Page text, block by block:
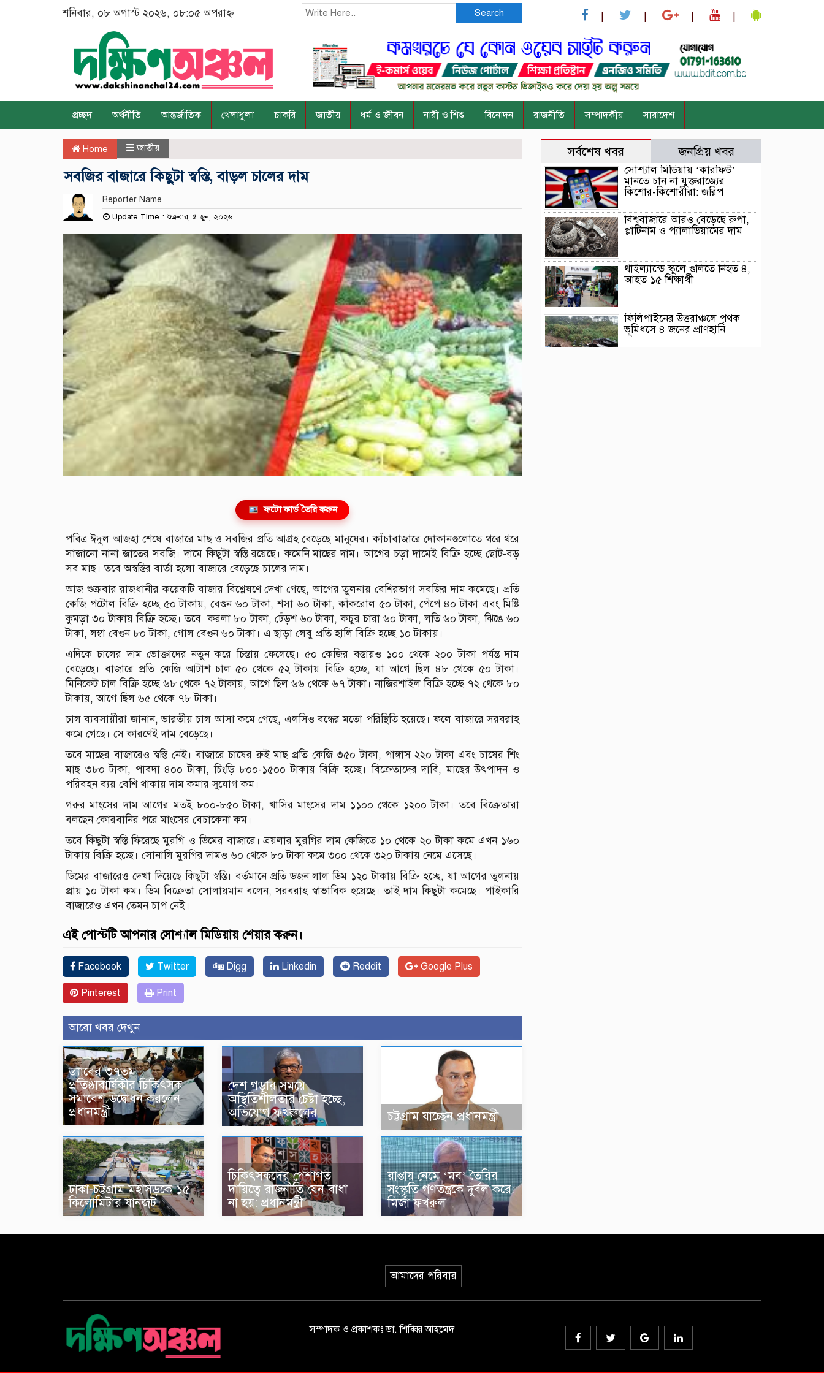
শনিবার, ০৮ অগাস্ট ২০২৬, ০৮:০৫ অপরাহ্ন Search
প্রচ্ছদ অর্থনীতি আন্তর্জাতিক খেলাধুলা চাকরি জাতীয় ধর্ম ও জীবন নারী ও শিশু বিনোদন রাজনীতি সম্পাদকীয় সারাদেশ
Home জাতীয়
সবজির বাজারে কিছুটা স্বস্তি, বাড়ল চালের দাম
Reporter Name
Update Time : শুক্রবার, ৫ জুন, ২০২৬
ফটো কার্ড তৈরি করুন
পবিত্র ঈদুল আজহা শেষে বাজারে মাছ ও সবজির প্রতি আগ্রহ বেড়েছে মানুষের। কাঁচাবাজারে দোকানগুলোতে থরে থরে
সাজানো নানা জাতের সবজি। দামে কিছুটা স্বস্তি রয়েছে। কমেনি মাছের দাম। আগের চড়া দামেই বিক্রি হচ্ছে ছোট-বড়
সব মাছ। তবে অস্বস্তির বার্তা হলো বাজারে বেড়েছে চালের দাম।
আজ শুক্রবার রাজধানীর কয়েকটি বাজার বিশ্লেষণে দেখা গেছে, আগের তুলনায় বেশিরভাগ সবজির দাম কমেছে। প্রতি
কেজি পটোল বিক্রি হচ্ছে ৫০ টাকায়, বেগুন ৬০ টাকা, শসা ৬০ টাকা, কাঁকরোল ৫০ টাকা, পেঁপে ৪০ টাকা এবং মিষ্টি
কুমড়া ৩০ টাকায় বিক্রি হচ্ছে। তবে করলা ৮০ টাকা, ঢেঁড়শ ৬০ টাকা, কচুর চারা ৬০ টাকা, লতি ৬০ টাকা, ঝিঙে ৬০
টাকা, লম্বা বেগুন ৮০ টাকা, গোল বেগুন ৬০ টাকা। এ ছাড়া লেবু প্রতি হালি বিক্রি হচ্ছে ১০ টাকায়।
এদিকে চালের দাম ভোক্তাদের নতুন করে চিন্তায় ফেলেছে। ৫০ কেজির বস্তায়ও ১০০ থেকে ২০০ টাকা পর্যন্ত দাম
বেড়েছে। বাজারে প্রতি কেজি আটাশ চাল ৫০ থেকে ৫২ টাকায় বিক্রি হচ্ছে, যা আগে ছিল ৪৮ থেকে ৫০ টাকা।
মিনিকেট চাল বিক্রি হচ্ছে ৬৮ থেকে ৭২ টাকায়, আগে ছিল ৬৬ থেকে ৬৭ টাকা। নাজিরশাইল বিক্রি হচ্ছে ৭২ থেকে ৮০
টাকায়, আগে ছিল ৬৫ থেকে ৭৮ টাকা।
চাল ব্যবসায়ীরা জানান, ভারতীয় চাল আসা কমে গেছে, এলসিও বন্ধের মতো পরিস্থিতি হয়েছে। ফলে বাজারে সরবরাহ
কমে গেছে। সে কারণেই দাম বেড়েছে।
তবে মাছের বাজারেও স্বস্তি নেই। বাজারে চাষের রুই মাছ প্রতি কেজি ৩৫০ টাকা, পাঙ্গাস ২২০ টাকা এবং চাষের শিং
মাছ ৩৮০ টাকা, পাবদা ৪০০ টাকা, চিংড়ি ৮০০-১৫০০ টাকায় বিক্রি হচ্ছে। বিক্রেতাদের দাবি, মাছের উৎপাদন ও
পরিবহন ব্যয় বেশি থাকায় দাম কমার সুযোগ কম।
গরুর মাংসের দাম আগের মতই ৮০০-৮৫০ টাকা, খাসির মাংসের দাম ১১০০ থেকে ১২০০ টাকা। তবে বিক্রেতারা
বলছেন কোরবানির পরে মাংসের বেচাকেনা কম।
তবে কিছুটা স্বস্তি ফিরেছে মুরগি ও ডিমের বাজারে। ব্রয়লার মুরগির দাম কেজিতে ১০ থেকে ২০ টাকা কমে এখন ১৬০
টাকায় বিক্রি হচ্ছে। সোনালি মুরগির দামও ৬০ থেকে ৮০ টাকা কমে ৩০০ থেকে ৩২০ টাকায় নেমে এসেছে।
ডিমের বাজারেও দেখা দিয়েছে কিছুটা স্বস্তি। বর্তমানে প্রতি ডজন লাল ডিম ১২০ টাকায় বিক্রি হচ্ছে, যা আগের তুলনায়
প্রায় ১০ টাকা কম। ডিম বিক্রেতা সোলায়মান বলেন, সরবরাহ স্বাভাবিক হয়েছে। তাই দাম কিছুটা কমেছে। পাইকারি
বাজারেও এখন তেমন চাপ নেই।
এই পোস্টটি আপনার সোশ্যাল মিডিয়ায় শেয়ার করুন।
Facebook Twitter Digg Linkedin Reddit Google Plus
Pinterest Print
আরো খবর দেখুন
ড্যাবের ৩৭তম
প্রতিষ্ঠাবার্ষিকীর চিকিৎসক
সমাবেশ উদ্বোধন করলেন
প্রধানমন্ত্রী
দেশ গড়ার সময়ে
অস্থিতিশীলতার চেষ্টা হচ্ছে,
অভিযোগ ফখরুলের
চট্টগ্রাম যাচ্ছেন প্রধানমন্ত্রী
ঢাকা-চট্টগ্রাম মহাসড়কে ১৫
কিলোমিটার যানজট
চিকিৎসকদের পেশাগত
দায়িত্বে রাজনীতি যেন বাধা
না হয়: প্রধানমন্ত্রী
রাস্তায় নেমে ‘মব’ তৈরির
সংস্কৃতি গণতন্ত্রকে দুর্বল করে:
মির্জা ফখরুল
সর্বশেষ খবর জনপ্রিয় খবর
সোশ্যাল মিডিয়ায় ‘কারফিউ’
মানতে চান না যুক্তরাজ্যের
কিশোর-কিশোরীরা: জরিপ
বিশ্ববাজারে আরও বেড়েছে রুপা,
প্লাটিনাম ও প্যালাডিয়ামের দাম
থাইল্যান্ডে স্কুলে গুলিতে নিহত ৪,
আহত ১৫ শিক্ষার্থী
ফিলিপাইনের উত্তরাঞ্চলে পৃথক
ভূমিধসে ৪ জনের প্রাণহানি
আমাদের পরিবার
সম্পাদক ও প্রকাশকঃ ডা. শিব্বির আহমেদ